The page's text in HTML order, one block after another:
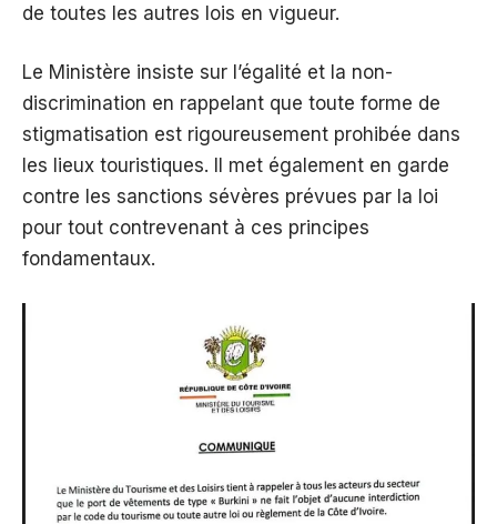
de toutes les autres lois en vigueur.
Le Ministère insiste sur l’égalité et la non-
discrimination en rappelant que toute forme de
stigmatisation est rigoureusement prohibée dans
les lieux touristiques. Il met également en garde
contre les sanctions sévères prévues par la loi
pour tout contrevenant à ces principes
fondamentaux.